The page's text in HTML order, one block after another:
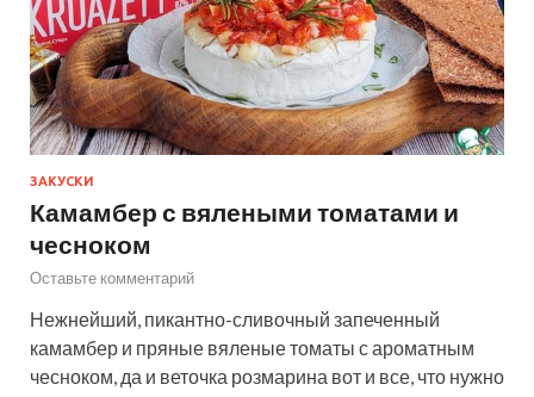
ЗАКУСКИ
Камамбер с вялеными томатами и
чесноком
Оставьте комментарий
Нежнейший, пикантно-сливочный запеченный
камамбер и пряные вяленые томаты с ароматным
чесноком, да и веточка розмарина вот и все, что нужно